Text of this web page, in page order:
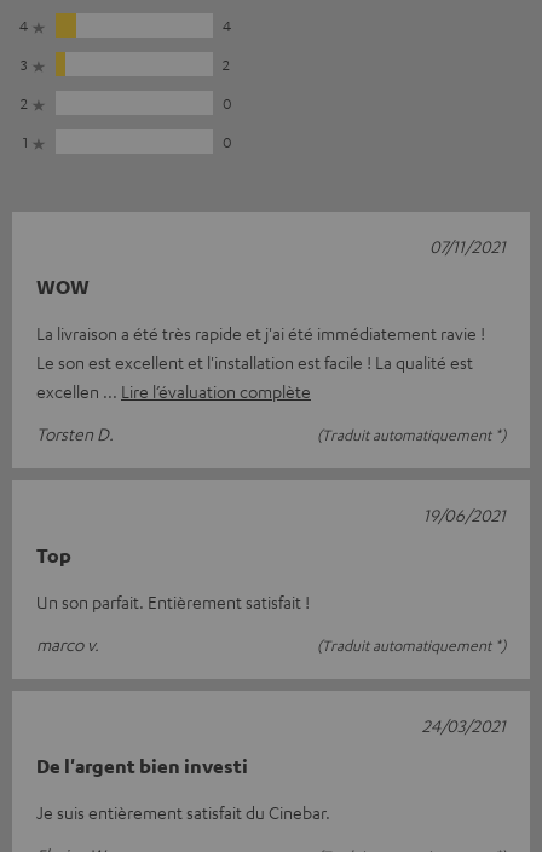
4
4
3
2
2
0
1
0
WOW
La livraison a été très rapide et j'ai été immédiatement ravie !
Le son est excellent et l'installation est facile ! La qualité est
excellen
Lire l’évaluation complète
Torsten D.
(Traduit automatiquement *)
07/11/2021
Top
Un son parfait. Entièrement satisfait !
marco v.
(Traduit automatiquement *)
19/06/2021
De l'argent bien investi
Je suis entièrement satisfait du Cinebar.
24/03/2021